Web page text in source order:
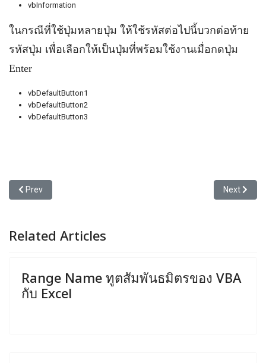
vbInformation
ในกรณีที่ใช้ปุ่มหลายปุ่ม ให้ใช้รหัสต่อไปนี้บวกต่อท้าย
รหัสปุ่ม เพื่อเลือกให้เป็นปุ่มที่พร้อมใช้งานเมื่อกดปุ่ม
Enter
vbDefaultButton1
vbDefaultButton2
vbDefaultButton3
Previous article: วิธีสร้างสัญญาณเตือน...ภัย
Prev Next
Next
Related Articles
Range Name ทูตสัมพันธมิตรของ VBA
กับ Excel